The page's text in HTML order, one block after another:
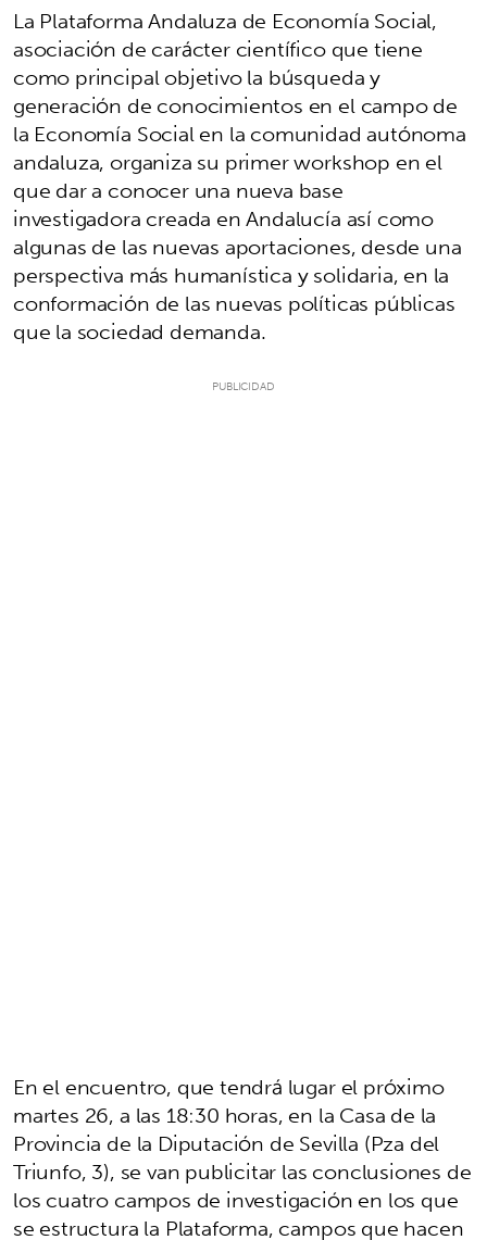
La Plataforma Andaluza de Economía Social,
asociación de carácter científico que tiene
como principal objetivo la búsqueda y
generación de conocimientos en el campo de
la Economía Social en la comunidad autónoma
andaluza, organiza su primer workshop en el
que dar a conocer una nueva base
investigadora creada en Andalucía así como
algunas de las nuevas aportaciones, desde una
perspectiva más humanística y solidaria, en la
conformación de las nuevas políticas públicas
que la sociedad demanda.
En el encuentro, que tendrá lugar el próximo
martes 26, a las 18:30 horas, en la Casa de la
Provincia de la Diputación de Sevilla (Pza del
Triunfo, 3), se van publicitar las conclusiones de
los cuatro campos de investigación en los que
se estructura la Plataforma, campos que hacen